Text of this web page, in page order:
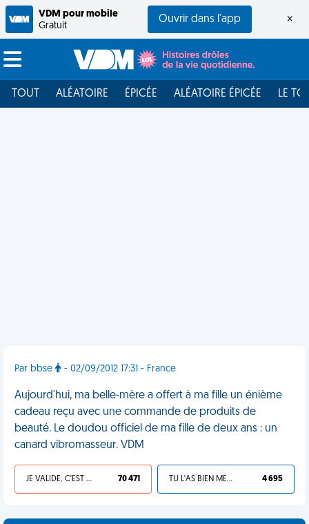
VDM pour mobile
Gratuit
Ouvrir dans l'app ×
TOUT ALÉATOIRE ÉPICÉE ALÉATOIRE ÉPICÉE LE
Par bbse - 02/09/2012 17:31 - France
Aujourd'hui, ma belle-mère a offert à ma fille un énième
cadeau reçu avec une commande de produits de
beauté. Le doudou officiel de ma fille de deux ans : un
canard vibromasseur. VDM
JE VALIDE, C'EST UNE VDM 70 471 TU L'AS BIEN MÉRITÉ 4 695